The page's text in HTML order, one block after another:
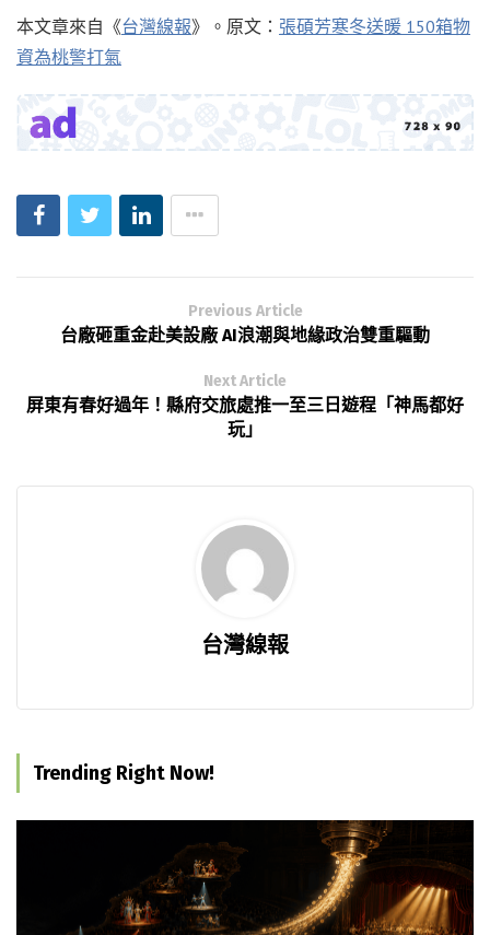
本文章來自《台灣線報》。原文： 張碩芳寒冬送暖 150箱物
資為桃警打氣
Previous Article
台廠砸重金赴美設廠 AI浪潮與地緣政治雙重驅動
Next Article
屏東有春好過年！縣府交旅處推一至三日遊程「神馬都好
玩」
台灣線報
Trending Right Now!